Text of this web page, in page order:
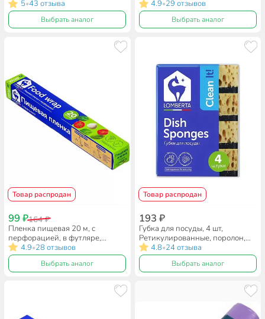
5•43 отзыва
Выбрать аналог
4.9•29 отзывов
Выбрать аналог
Товар распродан
99 ₽164 ₽
Пленка пищевая 20 м, с
перфорацией, в футляре,
Lomberta, 721253
4.9•28 отзывов
Выбрать аналог
Товар распродан
193 ₽
Губка для посуды, 4 шт,
Ретикулированные, поролон,
Lomberta, 721130, желтая
4.8•24 отзыва
Выбрать аналог